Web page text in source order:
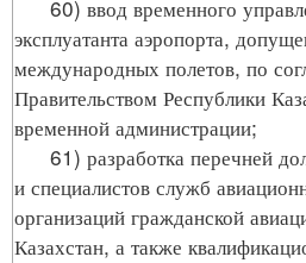
60) ввод временного
эксплуатанта аэропорта,
международных полетов, по
Правительством Республики
временной администрации;
61) разработка перечней
и специалистов служб
организаций гражданской
Казахстан, а также